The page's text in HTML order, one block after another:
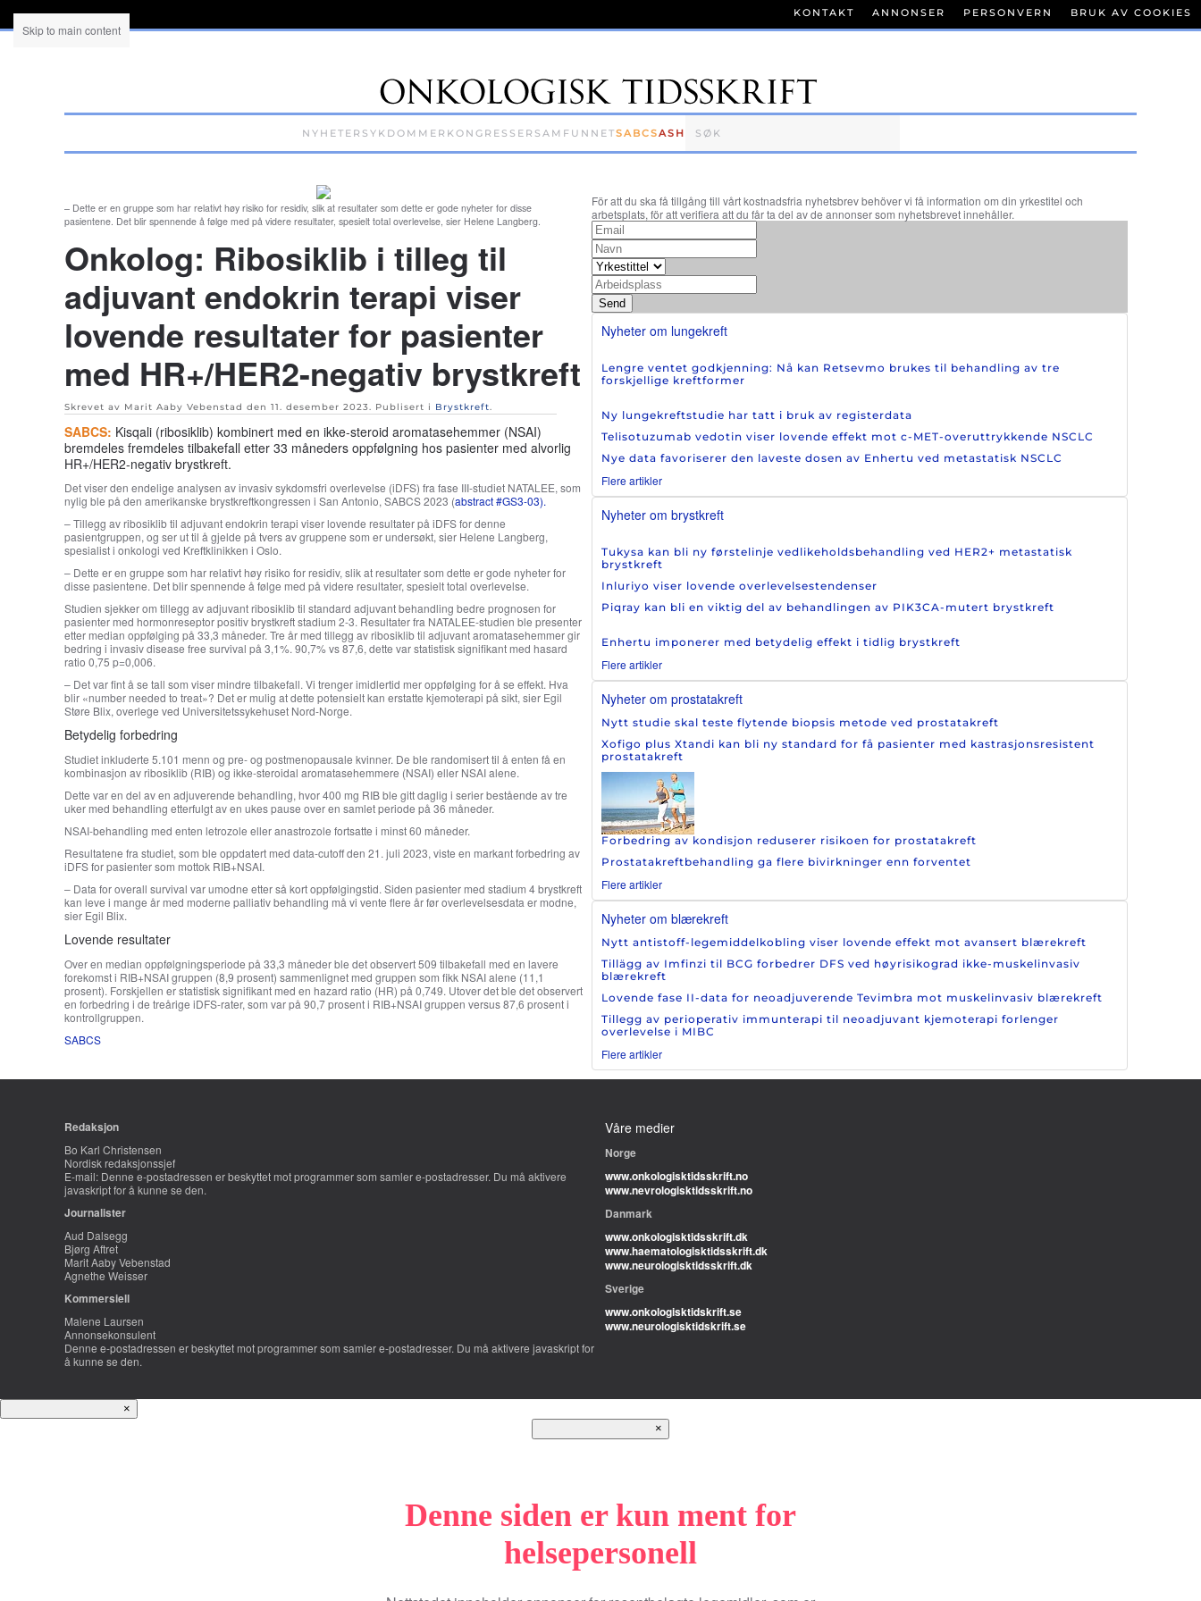
Skip to main content
NYHETER SYKDOMMER KONGRESSER SAMFUNNETSABCSASH
KONTAKT ANNONSER PERSONVERN BRUK AV COOKIES
– Dette er en gruppe som har relativt høy risiko for residiv, slik at resultater som dette er gode nyheter for disse
pasientene. Det blir spennende å følge med på videre resultater, spesielt total overlevelse, sier Helene Langberg.
Onkolog: Ribosiklib i tilleg til
adjuvant endokrin terapi viser
lovende resultater for pasienter
med HR+/HER2-negativ brystkreft
Skrevet av Marit Aaby Vebenstad den 11. desember 2023. Publisert i Brystkreft.
SABCS: Kisqali (ribosiklib) kombinert med en ikke-steroid aromatasehemmer (NSAI)
bremdeles fremdeles tilbakefall etter 33 måneders oppfølgning hos pasienter med alvorlig
HR+/HER2-negativ brystkreft.
Det viser den endelige analysen av invasiv sykdomsfri overlevelse (iDFS) fra fase III-studiet NATALEE, som
nylig ble på den amerikanske brystkreftkongressen i San Antonio, SABCS 2023 (abstract #GS3-03).
– Tillegg av ribosiklib til adjuvant endokrin terapi viser lovende resultater på iDFS for denne
pasientgruppen, og ser ut til å gjelde på tvers av gruppene som er undersøkt, sier Helene Langberg,
spesialist i onkologi ved Kreftklinikken i Oslo.
– Dette er en gruppe som har relativt høy risiko for residiv, slik at resultater som dette er gode nyheter for
disse pasientene. Det blir spennende å følge med på videre resultater, spesielt total overlevelse.
Studien sjekker om tillegg av adjuvant ribosiklib til standard adjuvant behandling bedre prognosen for
pasienter med hormonreseptor positiv brystkreft stadium 2-3. Resultater fra NATALEE-studien ble presenter
etter median oppfølging på 33,3 måneder. Tre år med tillegg av ribosiklib til adjuvant aromatasehemmer gir
bedring i invasiv disease free survival på 3,1%. 90,7% vs 87,6, dette var statistisk signifikant med hasard
ratio 0,75 p=0,006.
– Det var fint å se tall som viser mindre tilbakefall. Vi trenger imidlertid mer oppfølging for å se effekt. Hva
blir «number needed to treat»? Det er mulig at dette potensielt kan erstatte kjemoterapi på sikt, sier Egil
Støre Blix, overlege ved Universitetssykehuset Nord-Norge.
Betydelig forbedring
Studiet inkluderte 5.101 menn og pre- og postmenopausale kvinner. De ble randomisert til å enten få en
kombinasjon av ribosiklib (RIB) og ikke-steroidal aromatasehemmere (NSAI) eller NSAI alene.
Dette var en del av en adjuverende behandling, hvor 400 mg RIB ble gitt daglig i serier bestående av tre
uker med behandling etterfulgt av en ukes pause over en samlet periode på 36 måneder.
NSAI-behandling med enten letrozole eller anastrozole fortsatte i minst 60 måneder.
Resultatene fra studiet, som ble oppdatert med data-cutoff den 21. juli 2023, viste en markant forbedring av
iDFS for pasienter som mottok RIB+NSAI.
– Data for overall survival var umodne etter så kort oppfølgingstid. Siden pasienter med stadium 4 brystkreft
kan leve i mange år med moderne palliativ behandling må vi vente flere år før overlevelsesdata er modne,
sier Egil Blix.
Lovende resultater
Over en median oppfølgningsperiode på 33,3 måneder ble det observert 509 tilbakefall med en lavere
forekomst i RIB+NSAI gruppen (8,9 prosent) sammenlignet med gruppen som fikk NSAI alene (11,1
prosent). Forskjellen er statistisk signifikant med en hazard ratio (HR) på 0,749. Utover det ble det observert
en forbedring i de treårige iDFS-rater, som var på 90,7 prosent i RIB+NSAI gruppen versus 87,6 prosent i
kontrollgruppen.
SABCS
För att du ska få tillgång till vårt kostnadsfria nyhetsbrev behöver vi få information om din yrkestitel och
arbetsplats, för att verifiera att du får ta del av de annonser som nyhetsbrevet innehåller.
Send
Nyheter om lungekreft
Lengre ventet godkjenning: Nå kan Retsevmo brukes til behandling av tre
forskjellige kreftformer
Ny lungekreftstudie har tatt i bruk av registerdata
Telisotuzumab vedotin viser lovende effekt mot c-MET-overuttrykkende NSCLC
Nye data favoriserer den laveste dosen av Enhertu ved metastatisk NSCLC
Flere artikler
Nyheter om brystkreft
Tukysa kan bli ny førstelinje vedlikeholdsbehandling ved HER2+ metastatisk
brystkreft
Inluriyo viser lovende overlevelsestendenser
Piqray kan bli en viktig del av behandlingen av PIK3CA-mutert brystkreft
Enhertu imponerer med betydelig effekt i tidlig brystkreft
Flere artikler
Nyheter om prostatakreft
Nytt studie skal teste flytende biopsis metode ved prostatakreft
Xofigo plus Xtandi kan bli ny standard for få pasienter med kastrasjonsresistent
prostatakreft
Forbedring av kondisjon reduserer risikoen for prostatakreft
Prostatakreftbehandling ga flere bivirkninger enn forventet
Flere artikler
Nyheter om blærekreft
Nytt antistoff-legemiddelkobling viser lovende effekt mot avansert blærekreft
Tillägg av Imfinzi til BCG forbedrer DFS ved høyrisikograd ikke-muskelinvasiv
blærekreft
Lovende fase II-data for neoadjuverende Tevimbra mot muskelinvasiv blærekreft
Tillegg av perioperativ immunterapi til neoadjuvant kjemoterapi forlenger
overlevelse i MIBC
Flere artikler
Redaksjon
Bo Karl Christensen
Nordisk redaksjonssjef
E-mail: Denne e-postadressen er beskyttet mot programmer som samler e-postadresser. Du må aktivere
javaskript for å kunne se den.
Journalister
Aud Dalsegg
Bjørg Aftret
Marit Aaby Vebenstad
Agnethe Weisser
Kommersiell
Malene Laursen
Annonsekonsulent
Denne e-postadressen er beskyttet mot programmer som samler e-postadresser. Du må aktivere javaskript for
å kunne se den.
Våre medier
Norge
www.onkologisktidsskrift.no
www.nevrologisktidsskrift.no
Danmark
www.onkologisktidsskrift.dk
www.haematologisktidsskrift.dk
www.neurologisktidsskrift.dk
Sverige
www.onkologisktidskrift.se
www.neurologisktidskrift.se
×
×
Denne siden er kun ment for
helsepersonell